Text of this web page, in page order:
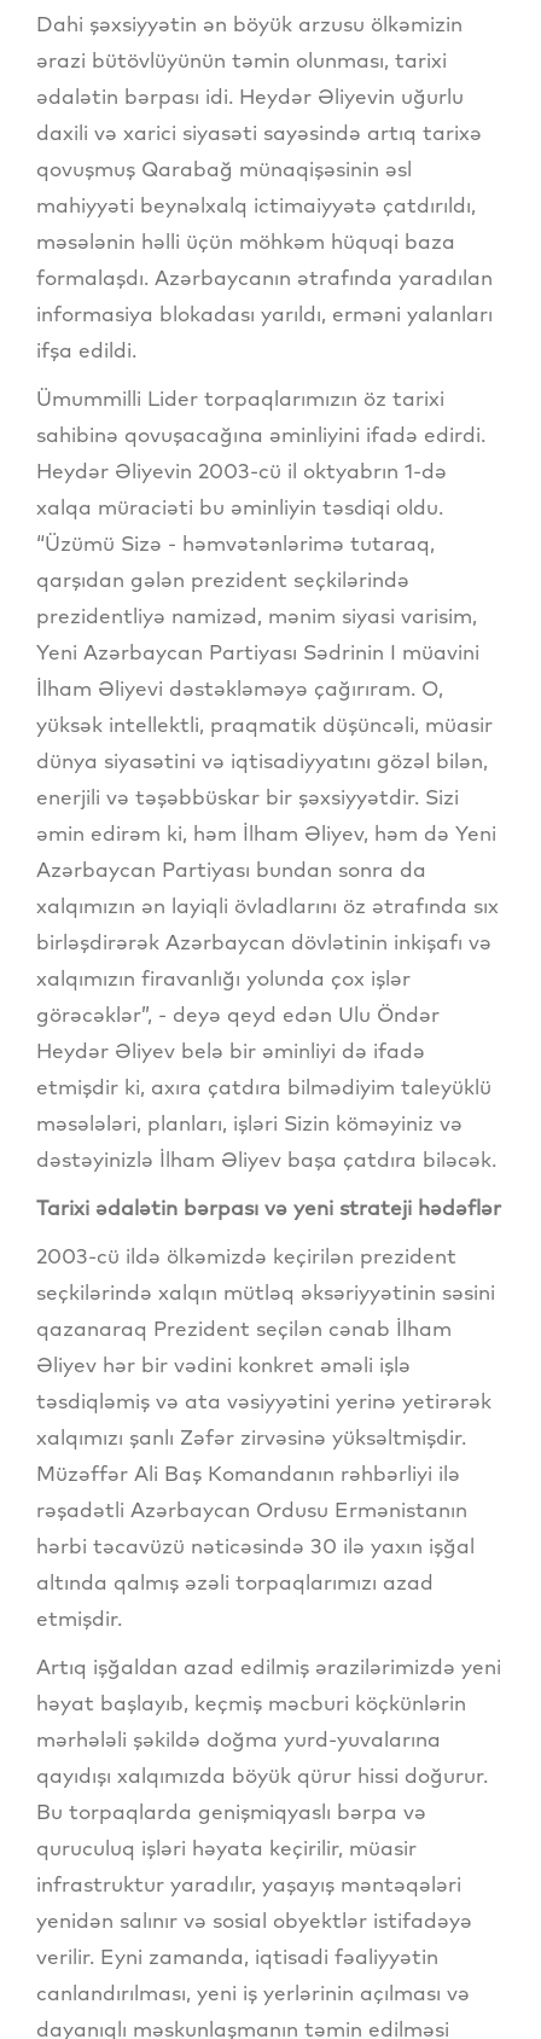
Dahi şəxsiyyətin ən böyük arzusu ölkəmizin
ərazi bütövlüyünün təmin olunması, tarixi
ədalətin bərpası idi. Heydər Əliyevin uğurlu
daxili və xarici siyasəti sayəsində artıq tarixə
qovuşmuş Qarabağ münaqişəsinin əsl
mahiyyəti beynəlxalq ictimaiyyətə çatdırıldı,
məsələnin həlli üçün möhkəm hüquqi baza
formalaşdı. Azərbaycanın ətrafında yaradılan
informasiya blokadası yarıldı, erməni yalanları
ifşa edildi.
Ümummilli Lider torpaqlarımızın öz tarixi
sahibinə qovuşacağına əminliyini ifadə edirdi.
Heydər Əliyevin 2003-cü il oktyabrın 1-də
xalqa müraciəti bu əminliyin təsdiqi oldu.
“Üzümü Sizə - həmvətənlərimə tutaraq,
qarşıdan gələn prezident seçkilərində
prezidentliyə namizəd, mənim siyasi varisim,
Yeni Azərbaycan Partiyası Sədrinin I müavini
İlham Əliyevi dəstəkləməyə çağırıram. O,
yüksək intellektli, praqmatik düşüncəli, müasir
dünya siyasətini və iqtisadiyyatını gözəl bilən,
enerjili və təşəbbüskar bir şəxsiyyətdir. Sizi
əmin edirəm ki, həm İlham Əliyev, həm də Yeni
Azərbaycan Partiyası bundan sonra da
xalqımızın ən layiqli övladlarını öz ətrafında sıx
birləşdirərək Azərbaycan dövlətinin inkişafı və
xalqımızın firavanlığı yolunda çox işlər
görəcəklər”, - deyə qeyd edən Ulu Öndər
Heydər Əliyev belə bir əminliyi də ifadə
etmişdir ki, axıra çatdıra bilmədiyim taleyüklü
məsələləri, planları, işləri Sizin köməyiniz və
dəstəyinizlə İlham Əliyev başa çatdıra biləcək.
Tarixi ədalətin bərpası və yeni strateji hədəflər
2003-cü ildə ölkəmizdə keçirilən prezident
seçkilərində xalqın mütləq əksəriyyətinin səsini
qazanaraq Prezident seçilən cənab İlham
Əliyev hər bir vədini konkret əməli işlə
təsdiqləmiş və ata vəsiyyətini yerinə yetirərək
xalqımızı şanlı Zəfər zirvəsinə yüksəltmişdir.
Müzəffər Ali Baş Komandanın rəhbərliyi ilə
rəşadətli Azərbaycan Ordusu Ermənistanın
hərbi təcavüzü nəticəsində 30 ilə yaxın işğal
altında qalmış əzəli torpaqlarımızı azad
etmişdir.
Artıq işğaldan azad edilmiş ərazilərimizdə yeni
həyat başlayıb, keçmiş məcburi köçkünlərin
mərhələli şəkildə doğma yurd-yuvalarına
qayıdışı xalqımızda böyük qürur hissi doğurur.
Bu torpaqlarda genişmiqyaslı bərpa və
quruculuq işləri həyata keçirilir, müasir
infrastruktur yaradılır, yaşayış məntəqələri
yenidən salınır və sosial obyektlər istifadəyə
verilir. Eyni zamanda, iqtisadi fəaliyyətin
canlandırılması, yeni iş yerlərinin açılması və
dayanıqlı məskunlaşmanın təmin edilməsi